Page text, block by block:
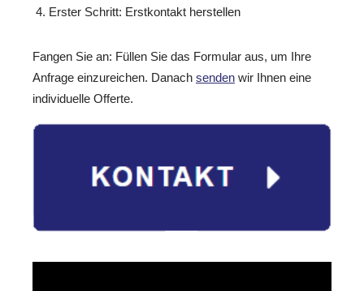
Erster Schritt: Erstkontakt herstellen
Fangen Sie an: Füllen Sie das Formular aus, um Ihre
Anfrage einzureichen. Danach senden wir Ihnen eine
individuelle Offerte.